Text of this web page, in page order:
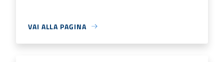
VAI ALLA PAGINA